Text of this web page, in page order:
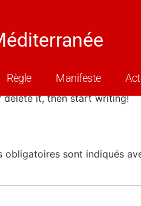
Règle Manifeste
delete it, then start writing!
obligatoires sont indiqués